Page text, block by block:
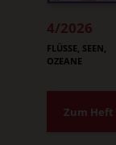
4/2026
:
FLÜSSE, SEEN,
OZEANE
Zum Heft